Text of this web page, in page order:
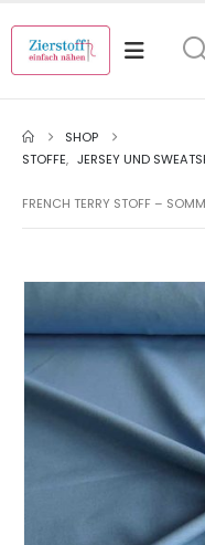
SHOP
STOFFE, JERSEY UND
FRENCH TERRY STOFF –